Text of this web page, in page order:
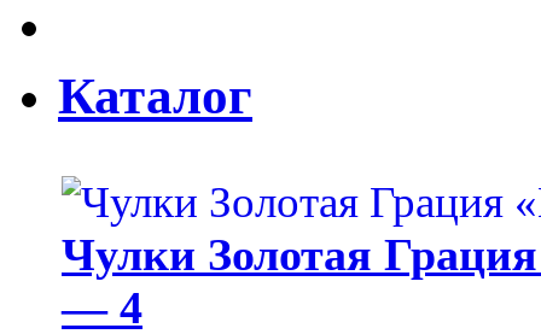
Каталог
Чулки Золотая
— 4